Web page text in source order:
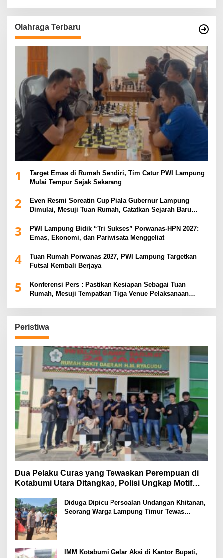
Olahraga Terbaru
1
Target Emas di Rumah Sendiri, Tim Catur PWI Lampung
Mulai Tempur Sejak Sekarang
2
Even Resmi Soreatin Cup Piala Gubernur Lampung
Dimulai, Mesuji Tuan Rumah, Catatkan Sejarah Baru
3
PWI Lampung Bidik “Tri Sukses” Porwanas-HPN 2027:
Emas, Ekonomi, dan Pariwisata Menggeliat
4
Tuan Rumah Porwanas 2027, PWI Lampung Targetkan
Futsal Kembali Berjaya
5
Konferensi Pers : Pastikan Kesiapan Sebagai Tuan
Rumah, Mesuji Tempatkan Tiga Venue Pelaksanaan
Peristiwa
Dua Pelaku Curas yang Tewaskan Perempuan di
Kotabumi Utara Ditangkap, Polisi Ungkap Motif
Diduga Dipicu Persoalan Undangan Khitanan,
Seorang Warga Lampung Timur Tewas
IMM Kotabumi Gelar Aksi di Kantor Bupati,